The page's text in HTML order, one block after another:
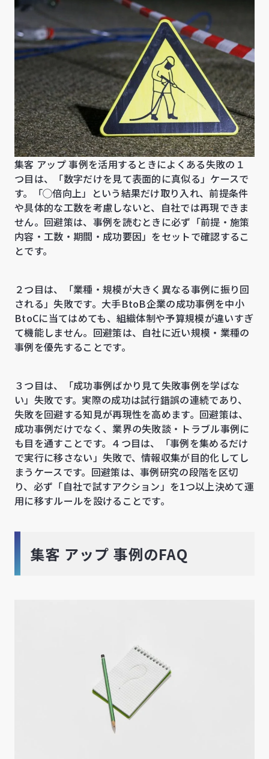
集客 アップ 事例を活用するときによくある失敗の１
つ目は、「数字だけを見て表面的に真似る」ケースで
す。「◯倍向上」という結果だけ取り入れ、前提条件
や具体的な工数を考慮しないと、自社では再現できま
せん。回避策は、事例を読むときに必ず「前提・施策
内容・工数・期間・成功要因」をセットで確認するこ
とです。
２つ目は、「業種・規模が大きく異なる事例に振り回
される」失敗です。大手BtoB企業の成功事例を中小
BtoCに当てはめても、組織体制や予算規模が違いすぎ
て機能しません。回避策は、自社に近い規模・業種の
事例を優先することです。
３つ目は、「成功事例ばかり見て失敗事例を学ばな
い」失敗です。実際の成功は試行錯誤の連続であり、
失敗を回避する知見が再現性を高めます。回避策は、
成功事例だけでなく、業界の失敗談・トラブル事例に
も目を通すことです。４つ目は、「事例を集めるだけ
で実行に移さない」失敗で、情報収集が目的化してし
まうケースです。回避策は、事例研究の段階を区切
り、必ず「自社で試すアクション」を1つ以上決めて運
用に移すルールを設けることです。
集客 アップ 事例のFAQ